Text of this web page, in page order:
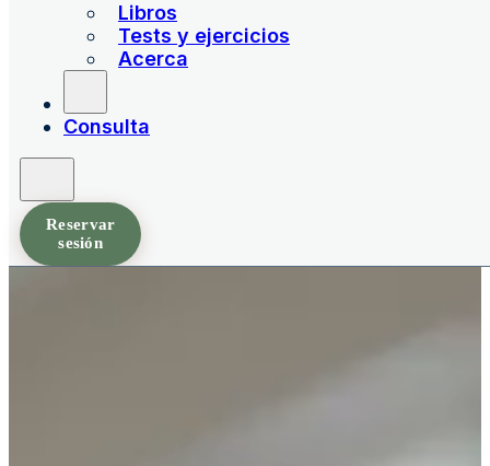
Libros
Tests y ejercicios
Acerca
Consulta
Reservar
sesión